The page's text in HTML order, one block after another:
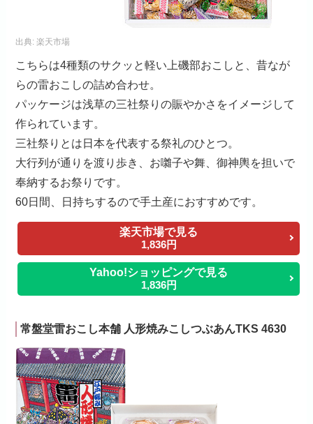
出典:楽天市場
こちらは4種類のサクッと軽い上磯部おこしと、昔なが
らの雷おこしの詰め合わせ。
パッケージは浅草の三社祭りの賑やかさをイメージして
作られています。
三社祭りとは日本を代表する祭礼のひとつ。
大行列が通りを渡り歩き、お囃子や舞、御神輿を担いで
奉納するお祭りです。
60日間、日持ちするので手土産におすすめです。
楽天市場で見る
1,836円
Yahoo!ショッピングで見る
1,836円
常盤堂雷おこし本舗 人形焼みこしつぶあんTKS 4630